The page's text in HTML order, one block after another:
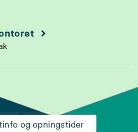
og opningstider